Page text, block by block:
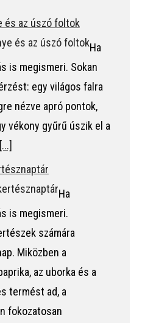
és az úszó foltok
Ha
is megismeri. Sokan
egy világos falra
nézve apró pontok,
vékony gyűrű úszik el a
[...]
Ha
is megismeri.
számára
Miközben a
az uborka és a
termést ad, a
fokozatosan